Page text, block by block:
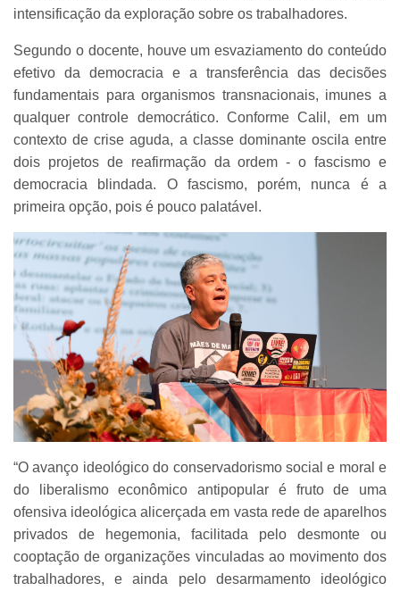
intensificação da exploração sobre os trabalhadores.
Segundo o docente, houve um esvaziamento do conteúdo
efetivo da democracia e a transferência das decisões
fundamentais para organismos transnacionais, imunes a
qualquer controle democrático. Conforme Calil, em um
contexto de crise aguda, a classe dominante oscila entre
dois projetos de reafirmação da ordem - o fascismo e
democracia blindada. O fascismo, porém, nunca é a
primeira opção, pois é pouco palatável.
“O avanço ideológico do conservadorismo social e moral e
do liberalismo econômico antipopular é fruto de uma
ofensiva ideológica alicerçada em vasta rede de aparelhos
privados de hegemonia, facilitada pelo desmonte ou
cooptação de organizações vinculadas ao movimento dos
trabalhadores, e ainda pelo desarmamento ideológico